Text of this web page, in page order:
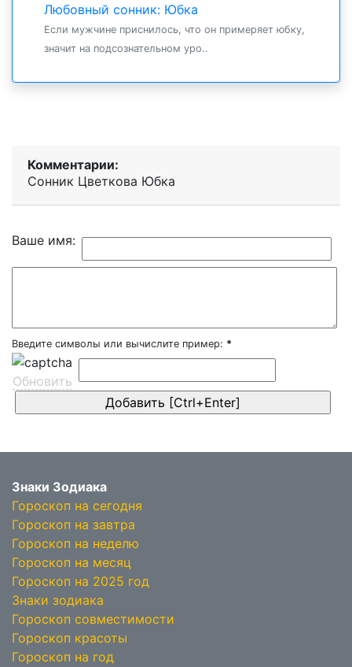
Любовный сонник: Юбка
Если мужчине приснилось, что он примеряет юбку,
значит на подсознательном уро..
Комментарии:
Сонник Цветкова Юбка
Ваше имя:
Введите символы или вычислите пример: *
Обновить
Знаки Зодиака
Гороскоп на сегодня
Гороскоп на завтра
Гороскоп на неделю
Гороскоп на месяц
Гороскоп на 2025 год
Знаки зодиака
Гороскоп совместимости
Гороскоп красоты
Гороскоп на год